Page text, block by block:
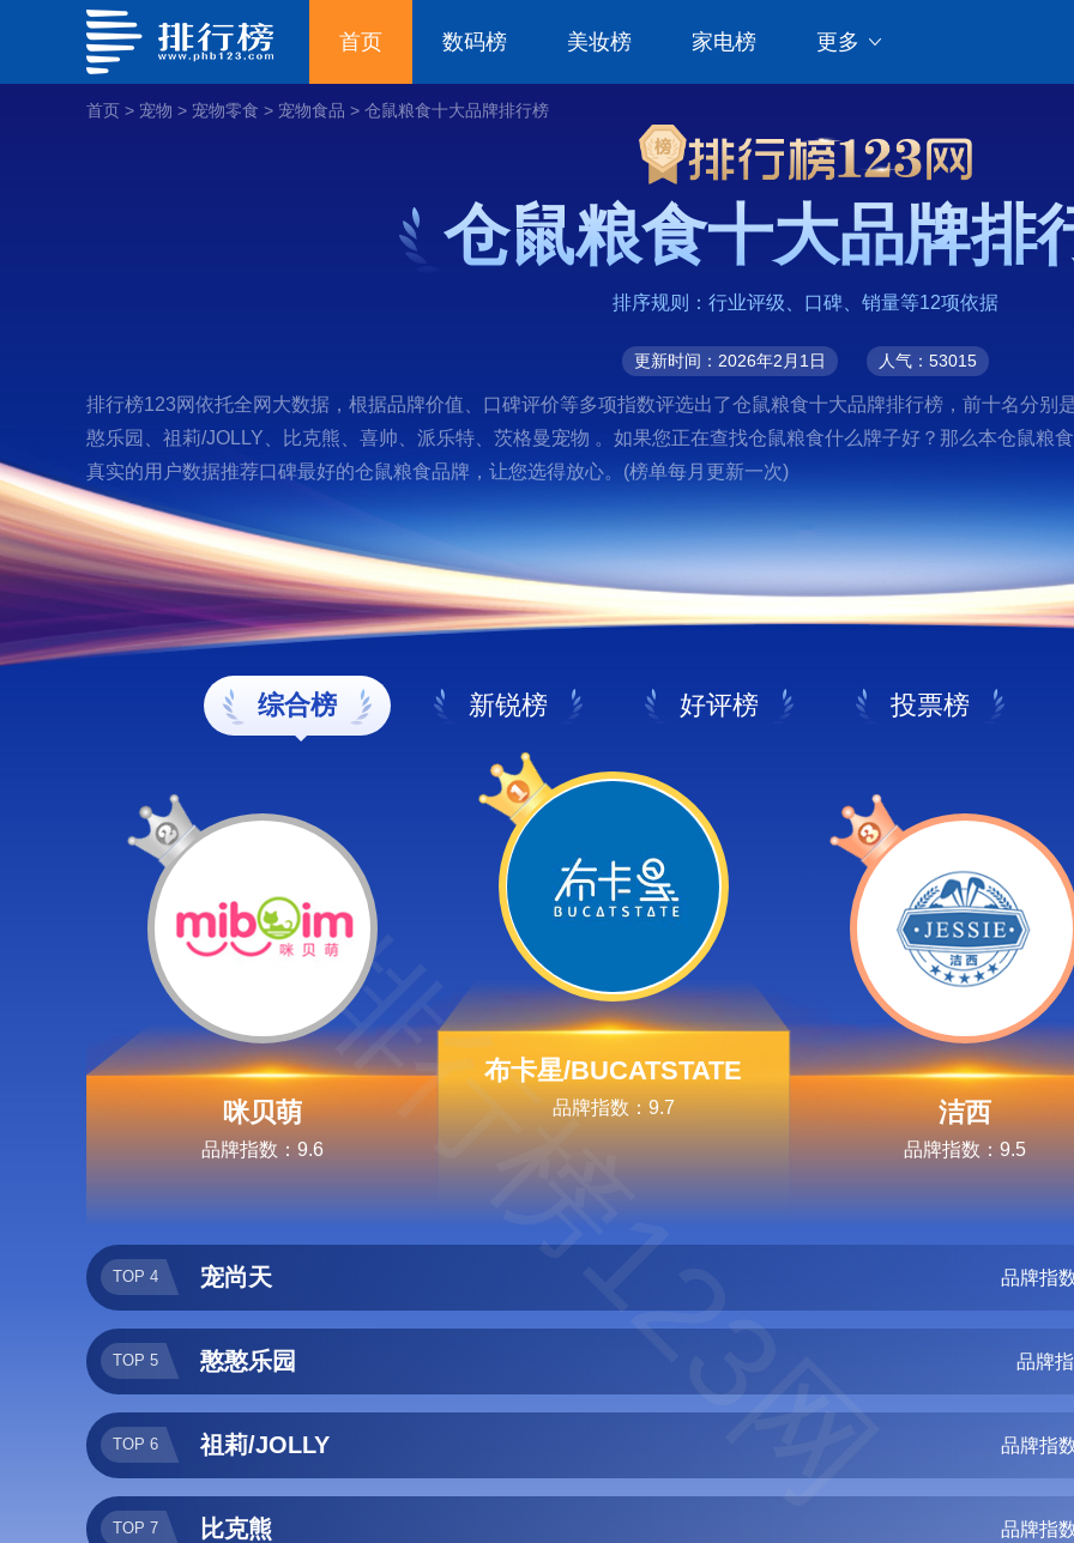
首页 数码榜 美妆榜 家电榜 更多
首页 > 宠物 > 宠物零食 > 宠物食品 > 仓鼠粮食十大品牌排行榜
仓鼠粮食十大品牌排
排序规则：行业评级、口碑、销量等12项依据
更新时间：2026年2月1日 人气：53015
排行榜123网依托全网大数据，根据品牌价值、口碑评价等多项指数评选出了仓鼠粮食十大品牌排行榜，前十名分别
憨乐园、祖莉/JOLLY、比克熊、喜帅、派乐特、茨格曼宠物 。如果您正在查找仓鼠粮食什么牌子好？那么本仓鼠粮
真实的用户数据推荐口碑最好的仓鼠粮食品牌，让您选得放心。(榜单每月更新一次)
综合榜 新锐榜 好评榜 投票榜
咪贝萌
品牌指数：9.6
布卡星/BUCATSTATE
品牌指数：9.7 洁西
品牌指数：9.5
TOP 4 宠尚天 品牌指
TOP 5 憨憨乐园 品牌
TOP 6 祖莉/JOLLY 品牌指
TOP 7 比克熊 品牌指
排行榜123网